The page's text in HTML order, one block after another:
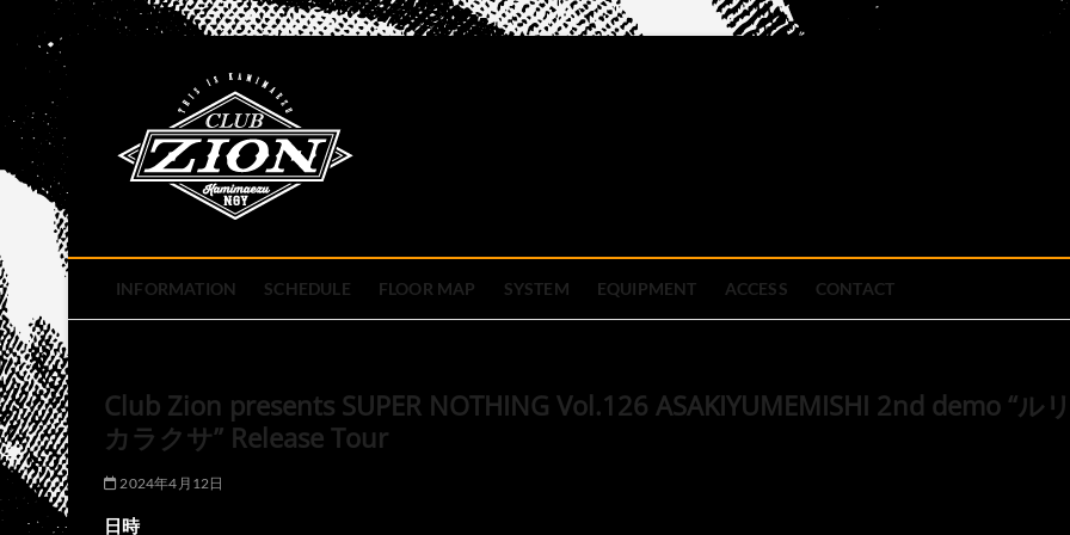
content
INFORMATION SCHEDULE FLOOR MAP SYSTEM EQUIPMENT ACCESS CONTACT
Club Zion presents SUPER NOTHING Vol.126 ASAKIYUMEMISHI 2nd demo “ル
カラクサ” Release Tour
2024年4月12日
日時